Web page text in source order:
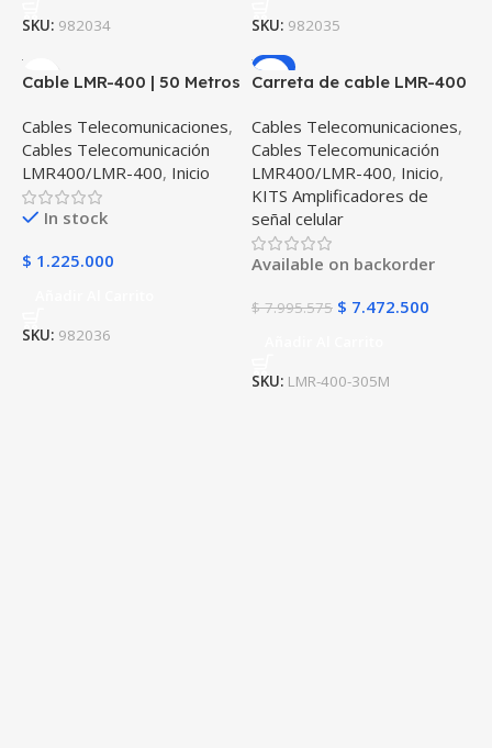
SKU: 982034 SKU: 982035
Cable LMR-400 | 50 Metros
Cables Telecomunicaciones,
Cables Telecomunicación
LMR400/LMR-400, Inicio
In stock
$ 1.225.000
SKU: 982036
-7%
Carreta de cable LMR-400
pérdida| 305 Metros
Cables Telecomunicaciones,
Cables Telecomunicación
LMR400/LMR-400, Inicio,
KITS Amplificadores de
señal celular
Available on backorder
$7.995.575 $ 7.472.500
SKU: LMR-400-305M